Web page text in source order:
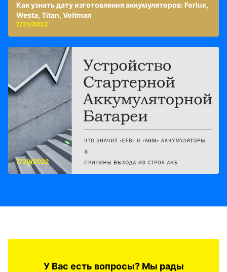
Как узнать дату изготовления аккумуляторов: Forlux,
Westa, Titan, Voltman
7/21/2022
7/30/2022
У Вас есть вопросы? Мы рады